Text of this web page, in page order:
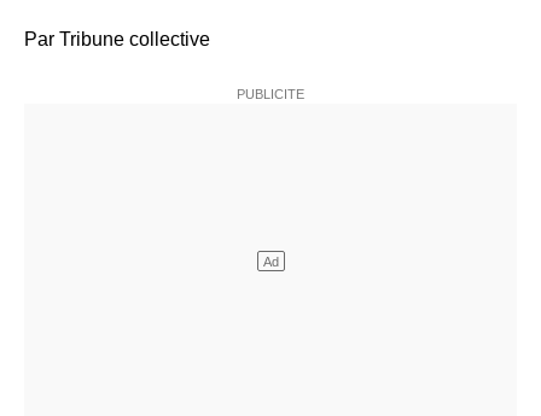
Par Tribune collective